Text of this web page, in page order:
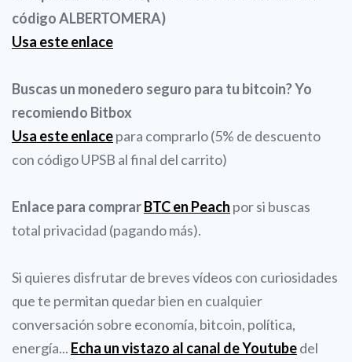
código ALBERTOMERA)
Usa este enlace
Buscas un monedero seguro para tu bitcoin? Yo
recomiendo Bitbox
Usa este enlacepara comprarlo (5% de descuento
con código UPSB al final del carrito)
Enlace para comprarBTC en Peach por si buscas
total privacidad (pagando más).
Si quieres disfrutar de breves vídeos con curiosidades
que te permitan quedar bien en cualquier
conversación sobre economía, bitcoin, política,
energía... Echa un vistazo al canal de Youtubedel